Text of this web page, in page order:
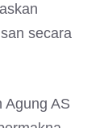
secara
Agung AS